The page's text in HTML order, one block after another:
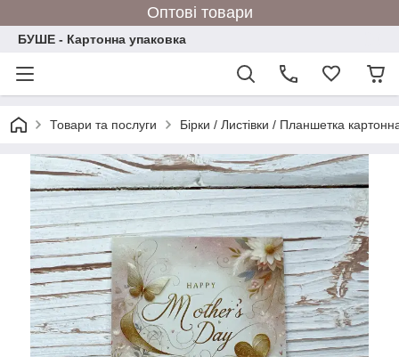
Оптові товари
БУШЕ - Картонна упаковка
Товари та послуги Бірки / Листівки / Планшетка